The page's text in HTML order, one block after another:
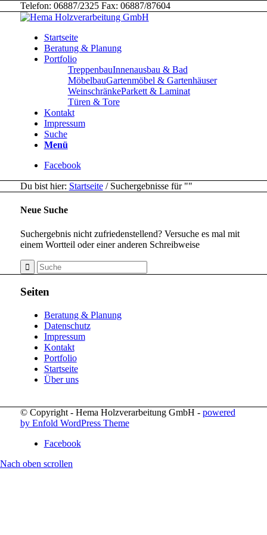
Telefon: 06887/2325 Fax: 06887/87604
Startseite
Beratung & Planung
Portfolio
TreppenbauInnenausbau & Bad
MöbelbauGartenmöbel & Gartenhäuser
WeinschränkeParkett & Laminat
Türen & Tore
Kontakt
Impressum
Suche
Menü
Facebook
Du bist hier: Startseite / Suchergebnisse für ""
Neue Suche
Suchergebnis nicht zufriedenstellend? Versuche es mal mit
einem Wortteil oder einer anderen Schreibweise
Seiten
Beratung & Planung
Datenschutz
Impressum
Kontakt
Portfolio
Startseite
Über uns
© Copyright - Hema Holzverarbeitung GmbH - powered
by Enfold WordPress Theme
Facebook
Nach oben scrollen